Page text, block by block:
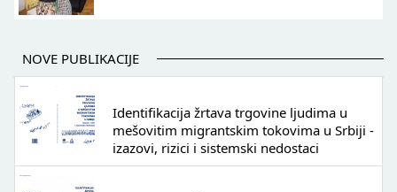
NOVE PUBLIKACIJE
Identifikacija žrtava trgovine ljudima u
mešovitim migrantskim tokovima u Srbiji -
izazovi, rizici i sistemski nedostaci